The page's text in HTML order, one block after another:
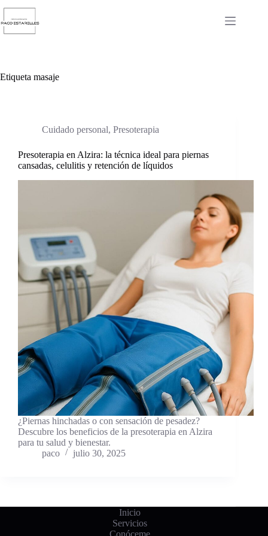
contenido
Etiqueta masaje
Cuidado personal, Presoterapia
Presoterapia en Alzira: la técnica ideal para piernas
cansadas, celulitis y retención de líquidos
¿Piernas hinchadas o con sensación de pesadez?
Descubre los beneficios de la presoterapia en Alzira
para tu salud y bienestar.
paco
julio 30, 2025
Inicio
Servicios